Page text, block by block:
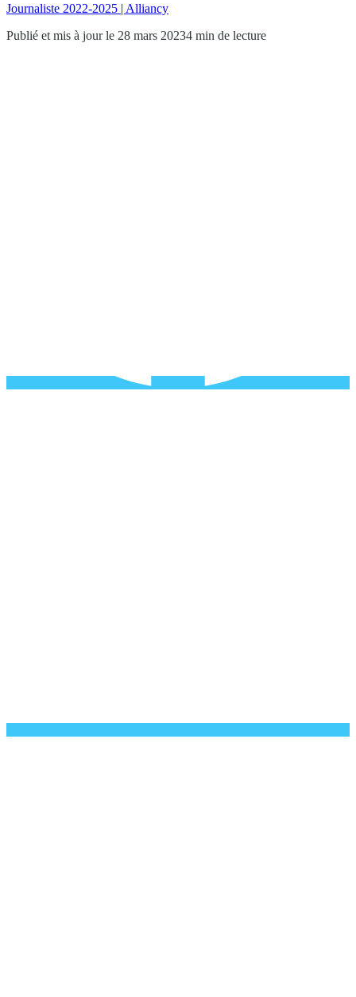
Journaliste 2022-2025 | Alliancy
Publié et mis à jour le 28 mars 20234 min de lecture